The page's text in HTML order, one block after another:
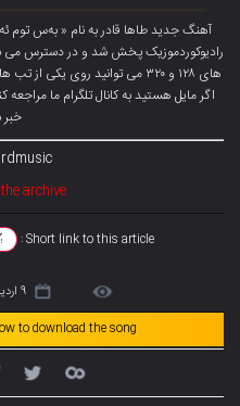
آهنگ جدید طاها قادر به نام « بەس توم
رادیوکوردموزیک پخش شد و در دسترس می
های ۱۲۸ و ۳۲۰ می توانید روی
اگر مایل هستید به کانال تلگرام ما مراجعه
archive
Short link to this article :
9 اردیبهشت 1398
to download the song